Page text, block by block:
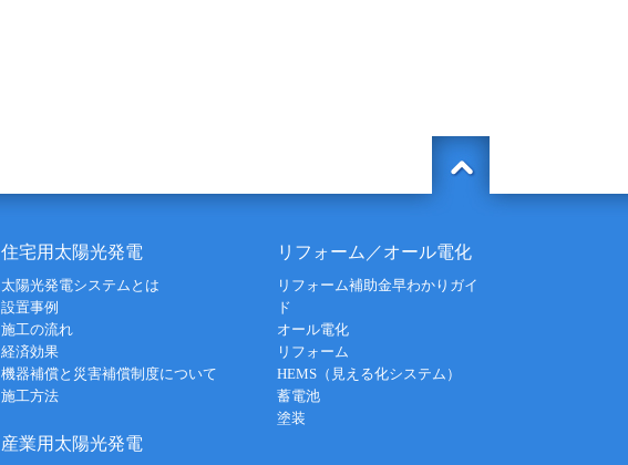
住宅用太陽光発電
太陽光発電システムとは
設置事例
施工の流れ
経済効果
機器補償と災害補償制度について
施工方法
産業用太陽光発電
リフォーム／オール電化
リフォーム補助金早わかりガイ
ド
オール電化
リフォーム
HEMS（見える化システム）
蓄電池
塗装